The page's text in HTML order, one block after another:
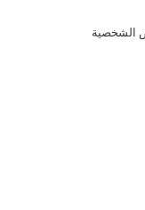
الشخصية